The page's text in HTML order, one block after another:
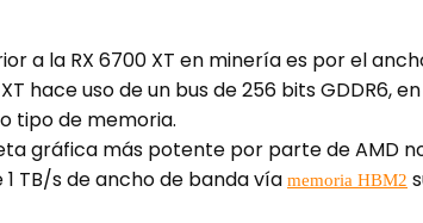
a la RX 6700 XT en minería es por el
hace uso de un bus de 256 bits GDDR6,
tipo de memoria.
gráfica más potente por parte de AMD
TB/s de ancho de banda vía memoria HBM2